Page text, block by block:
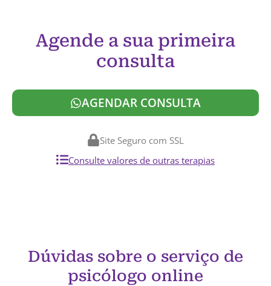
Agende a sua primeira
consulta
AGENDAR CONSULTA
Site Seguro com SSL
Consulte valores de outras terapias
Dúvidas sobre o serviço de
psicólogo online